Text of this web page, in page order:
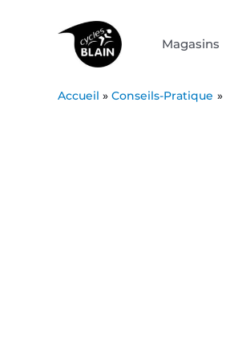
Magasins
Accueil Conseils-Pratique